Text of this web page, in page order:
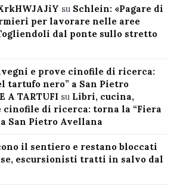
su Schlein: «Pagare di
per lavorare nelle aree
dal ponte sullo stretto
e prove cinofile di ricerca:
tartufo nero” a San Pietro
A TARTUFI su Libri, cucina,
cinofile di ricerca: torna la “Fiera
San Pietro Avellana
il sentiero e restano bloccati
escursionisti tratti in salvo dal